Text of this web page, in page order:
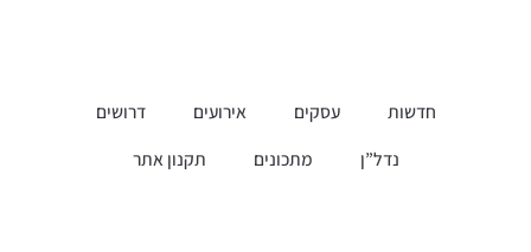
חדשות עסקים אירועים
דרושים
נדל”ן
מתכונים תקנון אתר